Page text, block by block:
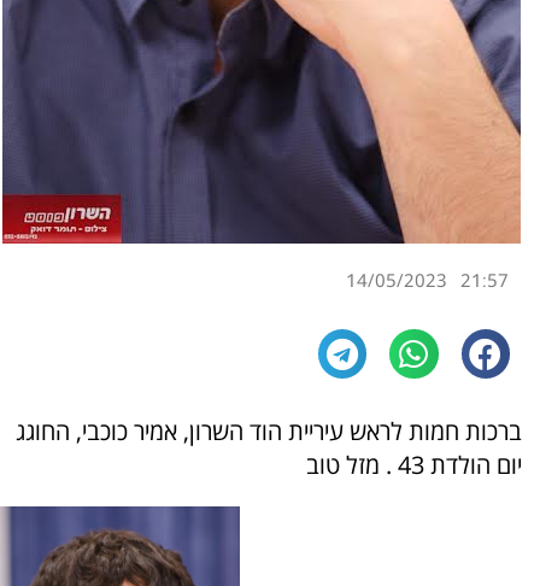
21:57
14/05/2023
ברכות חמות לראש עיריית הוד השרון, אמיר כוכבי, החוגג
יום הולדת 43 . מזל טוב